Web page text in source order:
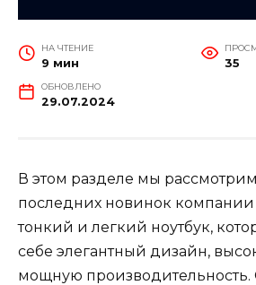
НА ЧТЕНИЕ
9 мин 35
ОБНОВЛЕНО
29.07.2024
В этом разделе мы
последних новинок компании
тонкий и легкий ноутбук,
себе элегантный дизайн,
мощную производительность.